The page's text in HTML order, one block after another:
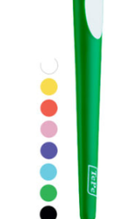
LETA